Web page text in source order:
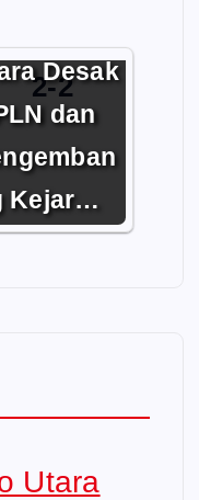
Desak
dan
Kejar…
Utara